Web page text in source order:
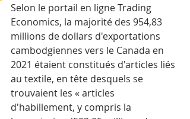
Selon le portail en ligne Trading
Economics, la majorité des 954,83
millions de dollars d'exportations
cambodgiennes vers le Canada en
2021 étaient constitués d'articles liés
au textile, en tête desquels se
trouvaient les « articles
d'habillement, y compris la